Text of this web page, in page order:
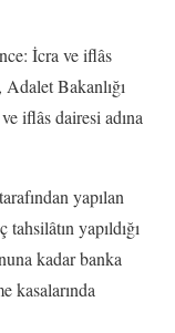
İcra ve iflâs
Bakanlığı
iflâs dairesi adına
yapılan
yapıldığı
kadar banka
kasalarında